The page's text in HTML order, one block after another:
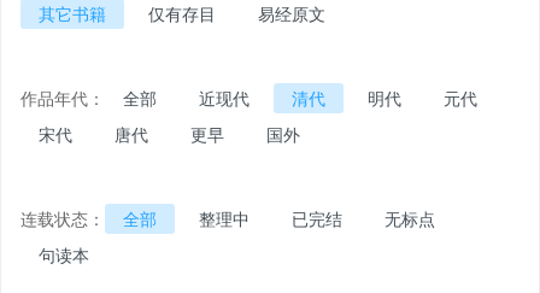
其它书籍
仅有存目 易经原文
作品年代： 全部 近现代 清代 明代
元代
宋代
唐代 更早 国外
连载状态： 全部 整理中 已完结
无标点
句读本